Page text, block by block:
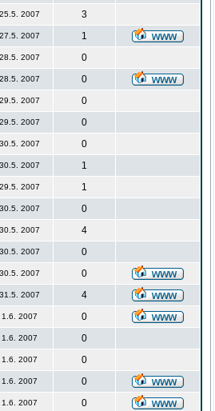
25.5. 2007
3
27.5. 2007
1
28.5. 2007
0
28.5. 2007
0
29.5. 2007
0
29.5. 2007
0
30.5. 2007
0
30.5. 2007
1
29.5. 2007
1
30.5. 2007
0
30.5. 2007
4
30.5. 2007
0
30.5. 2007
0
31.5. 2007
4
1.6. 2007
0
1.6. 2007
0
1.6. 2007
0
1.6. 2007
0
1.6. 2007
0